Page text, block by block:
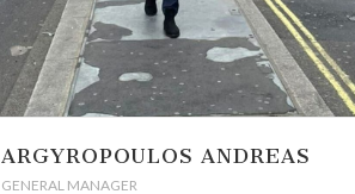
ARGYROPOULOS ANDREAS
GENERAL MANAGER